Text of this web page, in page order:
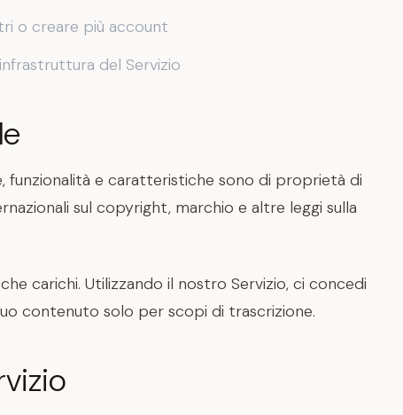
o creare più account
del Servizio
funzionalità e caratteristiche sono di proprietà di
sul copyright, marchio e altre leggi sulla
carichi. Utilizzando il nostro Servizio, ci concedi
contenuto solo per scopi di trascrizione.